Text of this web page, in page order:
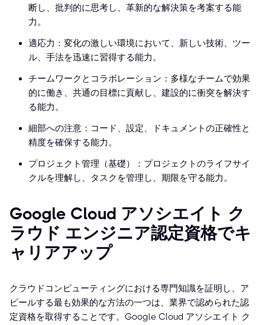
断し、批判的に思考し、革新的な解決策を考案する能
力。
適応力：変化の激しい環境において、新しい技術、ツー
ル、手法を迅速に習得する能力。
チームワークとコラボレーション：多様なチームで効果
的に働き、共通の目標に貢献し、建設的に衝突を解決す
る能力。
細部への注意：コード、設定、ドキュメントの正確性と
精度を確保する能力。
プロジェクト管理（基礎）：プロジェクトのライフサイ
クルを理解し、タスクを管理し、期限を守る能力。
Google Cloud アソシエイト ク
ラウド エンジニア認定資格でキ
ャリアアップ
クラウドコンピューティングにおける専門知識を証明し、ア
ピールする最も効果的な方法の一つは、業界で認められた認
定資格を取得することです。Google Cloud アソシエイト ク